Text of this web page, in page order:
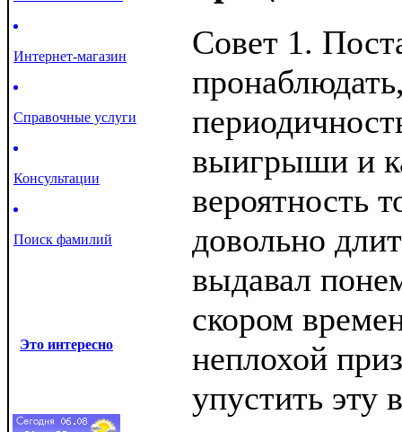
Интернет-магазин
Справочные услуги
Консультации
Поиск фамилий
Это интересно
Совет 1.
выигрыши и
вероятность
довольно
выдавал
скором
неплохой
упустить эту